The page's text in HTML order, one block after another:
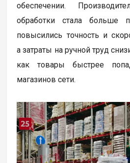
обеспечении.
обработки стала больше
повысились точность и
а затраты на ручной труд
как товары быстрее
магазинов сети.